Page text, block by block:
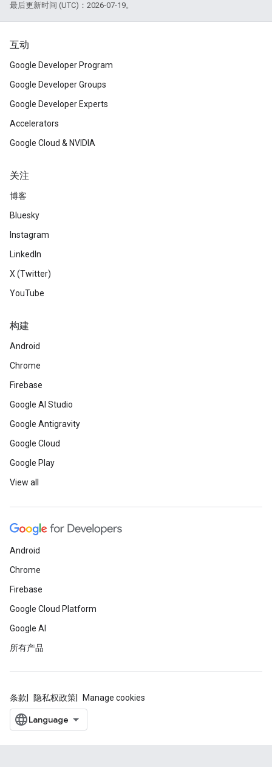
最后更新时间 (UTC)：2026-07-19。
互动
Google Developer Program
Google Developer Groups
Google Developer Experts
Accelerators
Google Cloud & NVIDIA
关注
博客
Bluesky
Instagram
LinkedIn
X (Twitter)
YouTube
构建
Android
Chrome
Firebase
Google AI Studio
Google Antigravity
Google Cloud
Google Play
View all
Android
Chrome
Firebase
Google Cloud Platform
Google AI
所有产品
条款 隐私权政策 Manage cookies